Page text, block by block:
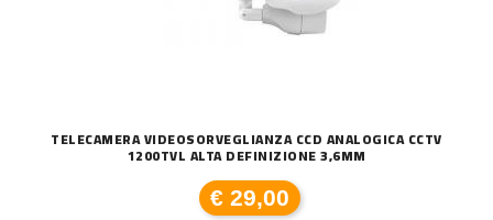
TELECAMERA VIDEOSORVEGLIANZA CCD ANALOGICA CCTV
1200TVL ALTA DEFINIZIONE 3,6MM
€ 29,00